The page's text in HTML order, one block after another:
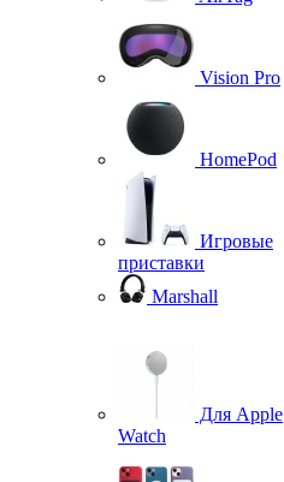
Vision Pro
HomePod
Игровые
приставки
Marshall
Для Apple
Watch